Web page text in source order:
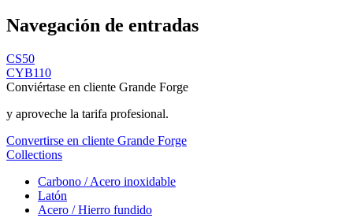
Navegación de entradas
CS50
CYB110
Conviértase en cliente Grande Forge
y aproveche la tarifa profesional.
Convertirse en cliente Grande Forge
Collections
Carbono / Acero inoxidable
Latón
Acero / Hierro fundido